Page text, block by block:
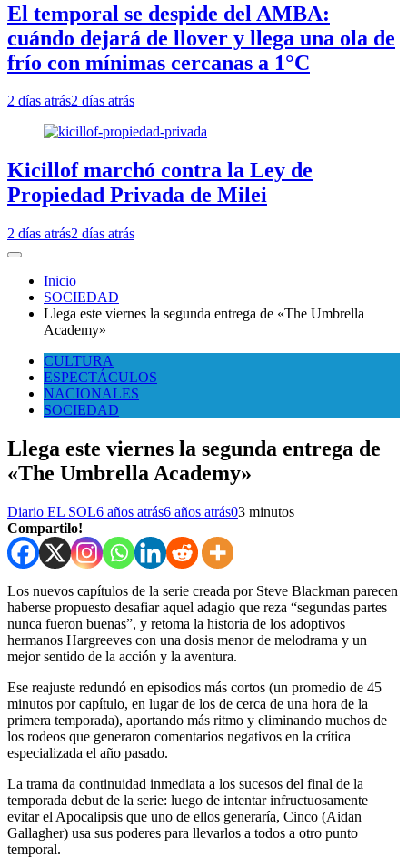
El temporal se despide del AMBA:
cuándo dejará de llover y llega una ola de
frío con mínimas cercanas a 1°C
2 días atrás2 días atrás
Kicillof marchó contra la Ley de
Propiedad Privada de Milei
2 días atrás2 días atrás
Inicio
SOCIEDAD
Llega este viernes la segunda entrega de «The Umbrella
Academy»
CULTURA
ESPECTÁCULOS
NACIONALES
SOCIEDAD
Llega este viernes la segunda entrega de
«The Umbrella Academy»
Diario EL SOL6 años atrás6 años atrás03 minutos
Compartilo!
Los nuevos capítulos de la serie creada por Steve Blackman parecen
haberse propuesto desafiar aquel adagio que reza “segundas partes
nunca fueron buenas”, y retoma la historia de los adoptivos
hermanos Hargreeves con una dosis menor de melodrama y un
mejor sentido de la acción y la aventura.
Ese reajuste redundó en episodios más cortos (un promedio de 45
minutos por capítulo, en lugar de los de cerca de una hora de la
primera temporada), aportando más ritmo y eliminando muchos de
los rodeos que generaron comentarios negativos en la crítica
especializada el año pasado.
La trama da continuidad inmediata a los sucesos del final de la
temporada debut de la serie: luego de intentar infructuosamente
evitar el Apocalipsis que uno de ellos generaría, Cinco (Aidan
Gallagher) usa sus poderes para llevarlos a todos a otro punto
temporal.